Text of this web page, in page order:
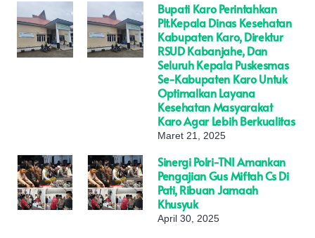
Bupati Karo Perintahkan
Plt.Kepala Dinas Kesehatan
Kabupaten Karo, Direktur
RSUD Kabanjahe, Dan
Seluruh Kepala Puskesmas
Se-Kabupaten Karo Untuk
Optimalkan Layana
Kesehatan Masyarakat
Karo Agar Lebih Berkualitas
Maret 21, 2025
Sinergi Polri-TNI Amankan
Pengajian Gus Miftah Cs Di
Pati, Ribuan Jamaah
Khusyuk
April 30, 2025